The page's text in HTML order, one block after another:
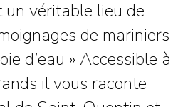
véritable lieu de
de mariniers
d’eau » Accessible à
il vous raconte